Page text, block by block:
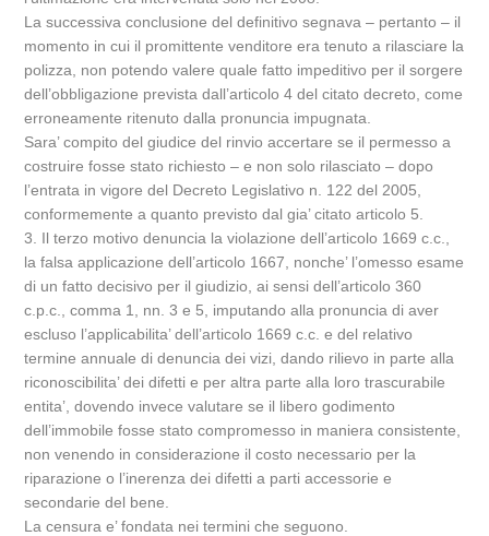
La successiva conclusione del definitivo segnava – pertanto – il
momento in cui il promittente venditore era tenuto a rilasciare la
polizza, non potendo valere quale fatto impeditivo per il sorgere
dell’obbligazione prevista dall’articolo 4 del citato decreto, come
erroneamente ritenuto dalla pronuncia impugnata.
Sara’ compito del giudice del rinvio accertare se il permesso a
costruire fosse stato richiesto – e non solo rilasciato – dopo
l’entrata in vigore del Decreto Legislativo n. 122 del 2005,
conformemente a quanto previsto dal gia’ citato articolo 5.
3. Il terzo motivo denuncia la violazione dell’articolo 1669 c.c.,
la falsa applicazione dell’articolo 1667, nonche’ l’omesso esame
di un fatto decisivo per il giudizio, ai sensi dell’articolo 360
c.p.c., comma 1, nn. 3 e 5, imputando alla pronuncia di aver
escluso l’applicabilita’ dell’articolo 1669 c.c. e del relativo
termine annuale di denuncia dei vizi, dando rilievo in parte alla
riconoscibilita’ dei difetti e per altra parte alla loro trascurabile
entita’, dovendo invece valutare se il libero godimento
dell’immobile fosse stato compromesso in maniera consistente,
non venendo in considerazione il costo necessario per la
riparazione o l’inerenza dei difetti a parti accessorie e
secondarie del bene.
La censura e’ fondata nei termini che seguono.